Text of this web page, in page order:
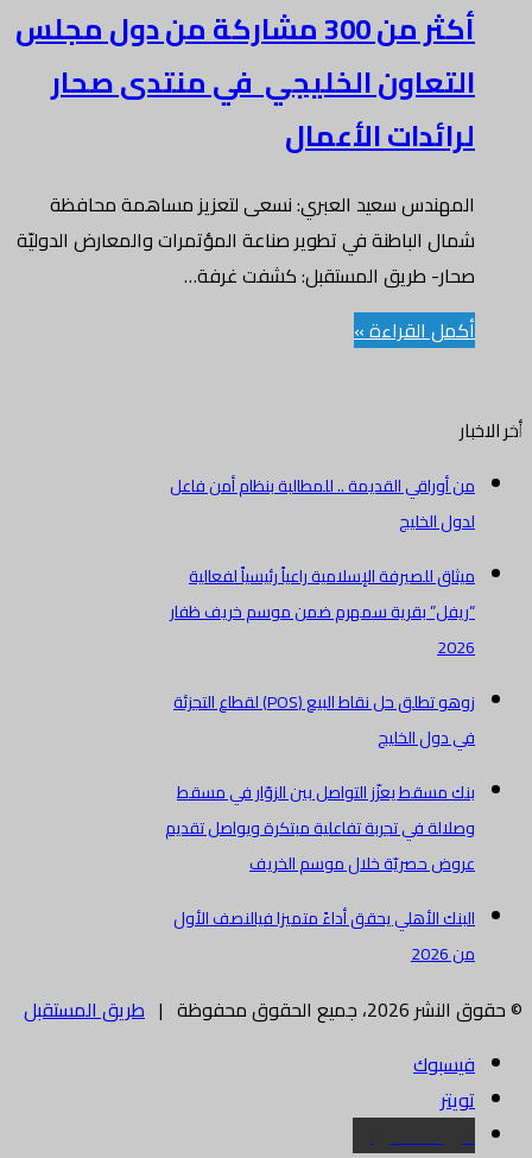
أكثر من 300 مشاركة من دول مجلس
التعاون الخليجي في منتدى صحار
لرائدات الأعمال
المهندس سعيد العبري: نسعى لتعزيز مساهمة محافظة
شمال الباطنة في تطوير صناعة المؤتمرات والمعارض الدوليّة
صحار- طريق المستقبل: كشفت غرفة…
أكمل القراءة »
أخر الاخبار
من أوراقي القديمة .. للمطالبة بنظام أمن فاعل
لدول الخليج
ميثاق للصيرفة الإسلامية راعياً رئيسياً لفعالية
“ريفل” بقرية سمهرم ضمن موسم خريف ظفار
2026
زوهو تطلق حل نقاط البيع (POS) لقطاع التجزئة
في دول الخليج
بنك مسقط يعزّز التواصل بين الزوّار في مسقط
وصلالة في تجربة تفاعلية مبتكرة ويواصل تقديم
عروض حصريّة خلال موسم الخريف
البنك الأهلي يحقق أداءً متميزا فيالنصف الأول
من 2026
© حقوق النشر 2026، جميع الحقوق محفوظة |
طريق المستقبل
فيسبوك
تويتر
البريد الالكتروني